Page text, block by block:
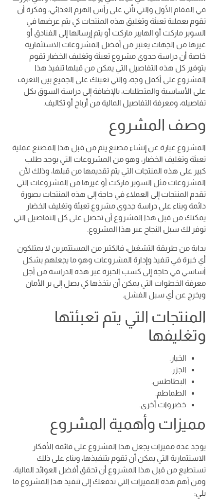
في المقام الأول والتي تأتي على رأس الهرم الغذائي، وفكرة أن
تقوم بعملية تعبئة وتغليق هذه المنتجات كي يتم عرضها في
السوبر ماركت أو الهايبر ماركت أو يتم إرسالها إلى الفنادق أو
غيرها من الجهات يعتبر من أفضل المشروعات الاستثمارية
خاصة أن دراسة جدوى مشروع تعبئة وتغليف الخضار تقوم
بتوفير كل هذه التفاصيل التي يمكن من قبلها تنفيذ هذا
المشروع على أكمل وجه، والتي تعينك على الجميع بين التعرف
على الأساسية والمتطلبات، بالإضافة إلى دراسة السوق بكل
تفاصيله، ومعرفة التفاصيل المالية من أرباح أو تكاليف.
وصف المشروع
المشروع عبارة عن إنشاء مصنع يتم من قبل هذا المصنع عملية
تعبئة وتغليف الخضار، وهو من المشروعات التي يوجد طلب
كبير على هذه المنتجات التي يتم تقديمها من قبلها، وذلك لأن
المشروعات مثل السوبر ماركت أو غيرها من المشروعات التي
تقدم المنتجات إلى العملاء في حاجة إلى هذه المنتجات بصورة
دائمة وبناء على دراسة جدوى مشروع تعبئة وتغليف الخضار
يمكنك من قبل هذا المشروع أن تحصل على كل التفاصيل التي
توفر لك سبل النجاح عبر هذا المشروع.
بداية من طريقة التشغيل، فالكثير من المستثمرين لا يمتلكون
أي خبرة في تنفيذ وإدارة المشروعات وهو ما يجعلهم بشكل
أساسي في حاجة إلى كسب الخبرة عبر هذه الدراسة من أجل
معرفة الخطوات التي يمكن أن يتخذها كي يصل إلى بر الأمان
ويخرج عن أي سبل الفشل.
المنتجات التي يتم تعبئتها
وتغليفها
الخيار.
الجزر.
البطاطس.
الطماطم.
خضروات أخرى.
مميزات وأهمية المشروع
يوجد عدة مميزات يجعل هذا المشروع على قائمة الأفكار
الاستثمارية التي يمكن أن تقوم بتنفيذها، وبناء على ذلك
تستطيع من قبل هذا المشروع أن تحقق أفضل العوائد المالية،
ومن أهم هذه المميزات التي تدفعك إلى تنفيذ هذا المشروع ما
يلي: